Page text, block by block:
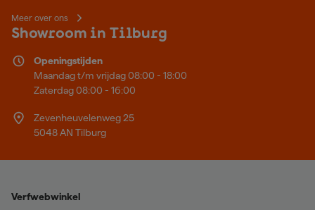
Meer over ons
Showroom in Tilburg
Openingstijden
Maandag t/m vrijdag 08:00 - 18:00
Zaterdag 08:00 - 16:00
Zevenheuvelenweg 25
5048 AN Tilburg
Verfwebwinkel